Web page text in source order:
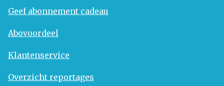
Geef abonnement cadeau
Abovoordeel
Klantenservice
Overzicht reportages